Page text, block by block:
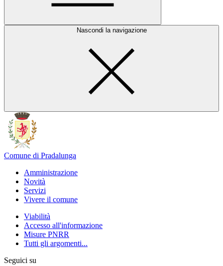
Nascondi la navigazione
Comune di Pradalunga
Amministrazione
Novità
Servizi
Vivere il comune
Viabilità
Accesso all'informazione
Misure PNRR
Tutti gli argomenti...
Seguici su